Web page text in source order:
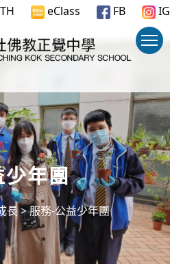
eClass FB IG
少年團
長>服務-公益少年團